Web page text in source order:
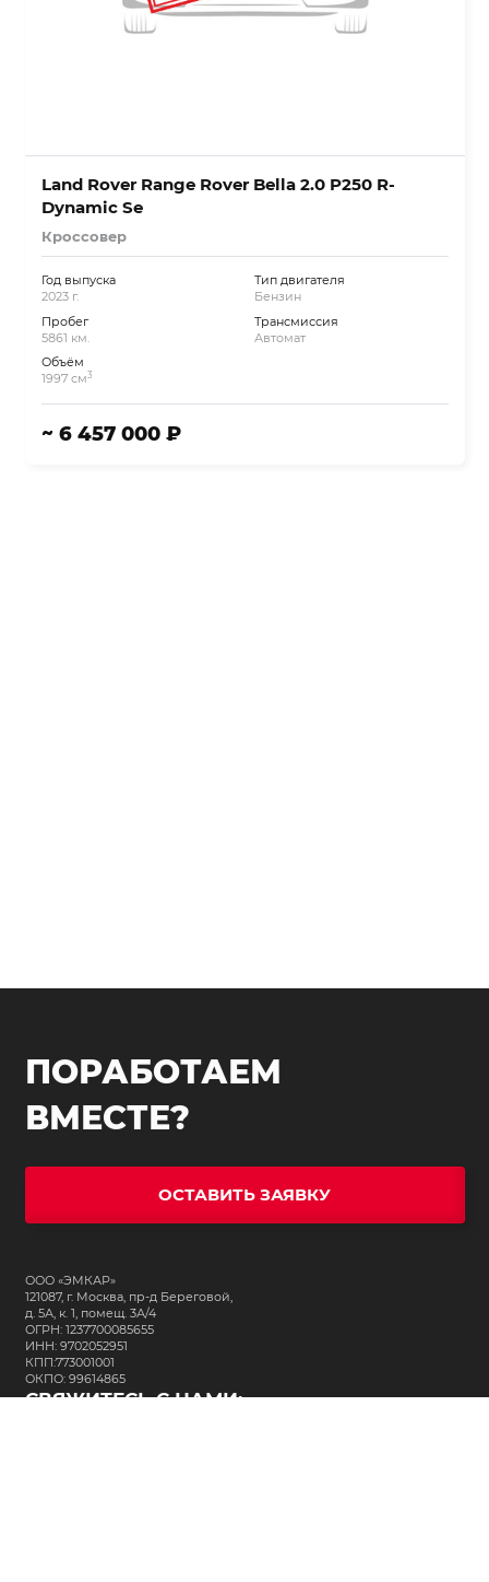
Land Rover Range Rover Bella 2.0 P250 R-
Dynamic Se
Кроссовер
Год выпуска
2023 г.
Пробег
5861 км.
Объём
1997 см3
Тип двигателя
Бензин
Трансмиссия
Автомат
~ 6 457 000 ₽
ПОРАБОТАЕМ
ВМЕСТЕ?
ОСТАВИТЬ ЗАЯВКУ
ООО «ЭМКАР»
121087, г. Москва, пр-д Береговой,
д. 5А, к. 1, помещ. 3А/4
ОГРН: 1237700085655
ИНН: 9702052951
КПП:773001001
ОКПО: 99614865
СВЯЖИТЕСЬ С НАМИ: